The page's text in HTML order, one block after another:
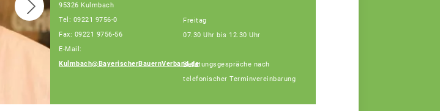
95326 Kulmbach
Tel: 09221 9756-0
Fax: 09221 9756-56
E-Mail:
Kulmbach@BayerischerBauernVerband.de
Freitag
07.30 Uhr bis 12.30 Uhr
Beratungsgespräche nach
telefonischer Terminvereinbarung